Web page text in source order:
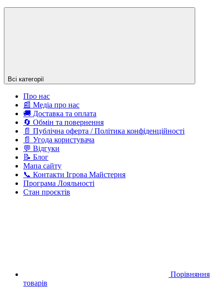
Всі категорії
Про нас
📰 Медіа про нас
🚚 Доставка та оплата
🔄 Обмін та повернення
📄 Публічна оферта / Політика конфіденційності
📄 Угода користувача
💬 Відгуки
📝 Блог
Мапа сайту
📞 Контакти Ігрова Майстерня
Програма Лояльності
Стан проєктів
Порівняння
товарів